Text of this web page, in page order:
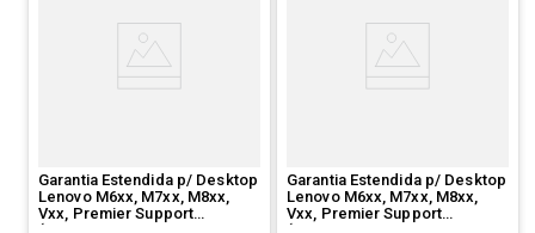
Garantia Estendida p/ Desktop
Lenovo M6xx, M7xx, M8xx,
Vxx, Premier Support
Garantia Estendida p/ Desktop
Lenovo M6xx, M7xx, M8xx,
Vxx, Premier Support